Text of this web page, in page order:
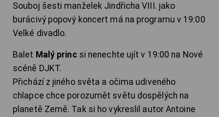
Souboj šesti manželek Jindřicha VIII. jako
burácivý popový koncert má na programu v 19:00
Velké divadlo.
Balet Malý princ si nenechte ujít v 19:00 na Nové
scéně DJKT.
Přichází z jiného světa a očima udiveného
chlapce chce porozumět světu dospělých na
planetě Země. Tak si ho vykreslil autor Antoine